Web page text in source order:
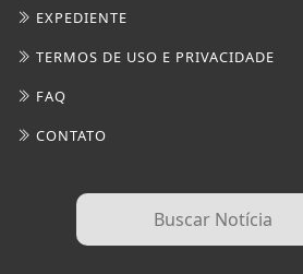
EXPEDIENTE
TERMOS DE USO E PRIVACIDADE
FAQ
CONTATO
Termos de Uso e Privacidade